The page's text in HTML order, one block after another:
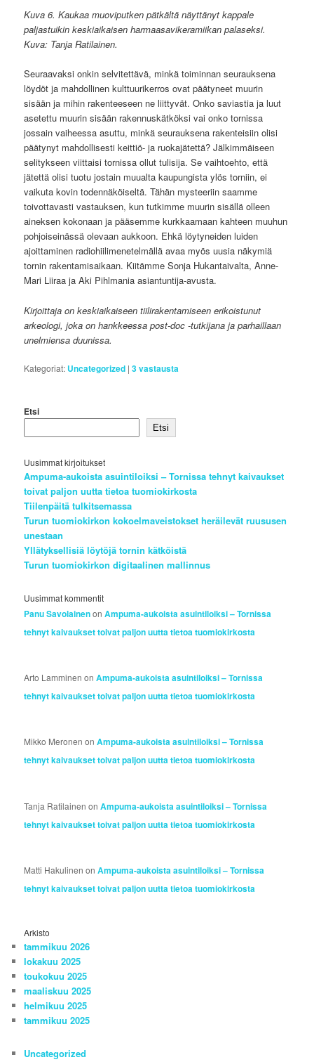
Kuva 6. Kaukaa muoviputken pätkältä näyttänyt kappale
paljastuikin keskiaikaisen harmaasavikeramiikan palaseksi.
Kuva: Tanja Ratilainen.
Seuraavaksi onkin selvitettävä, minkä toiminnan seurauksena
löydöt ja mahdollinen kulttuurikerros ovat päätyneet muurin
sisään ja mihin rakenteeseen ne liittyvät. Onko saviastia ja luut
asetettu muurin sisään rakennuskätköksi vai onko tornissa
jossain vaiheessa asuttu, minkä seurauksena rakenteisiin olisi
päätynyt mahdollisesti keittiö- ja ruokajätettä? Jälkimmäiseen
selitykseen viittaisi tornissa ollut tulisija. Se vaihtoehto, että
jätettä olisi tuotu jostain muualta kaupungista ylös torniin, ei
vaikuta kovin todennäköiseltä. Tähän mysteeriin saamme
toivottavasti vastauksen, kun tutkimme muurin sisällä olleen
aineksen kokonaan ja pääsemme kurkkaamaan kahteen muuhun
pohjoiseinässä olevaan aukkoon. Ehkä löytyneiden luiden
ajoittaminen radiohiilimenetelmällä avaa myös uusia näkymiä
tornin rakentamisaikaan. Kiitämme Sonja Hukantaivalta, Anne-
Mari Liiraa ja Aki Pihlmania asiantuntija-avusta.
Kirjoittaja on keskiaikaiseen tiilirakentamiseen erikoistunut
arkeologi, joka on hankkeessa post-doc -tutkijana ja parhaillaan
unelmiensa duunissa.
Kategoriat: Uncategorized |3vastausta
Etsi
Etsi
Uusimmat kirjoitukset
Ampuma-aukoista asuintiloiksi – Tornissa tehnyt kaivaukset
toivat paljon uutta tietoa tuomiokirkosta
Tiilenpäitä tulkitsemassa
Turun tuomiokirkon kokoelmaveistokset heräilevät ruususen
unestaan
Yllätyksellisiä löytöjä tornin kätköistä
Turun tuomiokirkon digitaalinen mallinnus
Uusimmat kommentit
Panu SavolainenonAmpuma-aukoista asuintiloiksi – Tornissa
tehnyt kaivaukset toivat paljon uutta tietoa tuomiokirkosta
Arto Lamminen onAmpuma-aukoista asuintiloiksi – Tornissa
tehnyt kaivaukset toivat paljon uutta tietoa tuomiokirkosta
Mikko Meronen onAmpuma-aukoista asuintiloiksi – Tornissa
tehnyt kaivaukset toivat paljon uutta tietoa tuomiokirkosta
Tanja Ratilainen onAmpuma-aukoista asuintiloiksi – Tornissa
tehnyt kaivaukset toivat paljon uutta tietoa tuomiokirkosta
Matti Hakulinen onAmpuma-aukoista asuintiloiksi – Tornissa
tehnyt kaivaukset toivat paljon uutta tietoa tuomiokirkosta
Arkisto
tammikuu 2026
lokakuu 2025
toukokuu 2025
maaliskuu 2025
helmikuu 2025
tammikuu 2025
Uncategorized